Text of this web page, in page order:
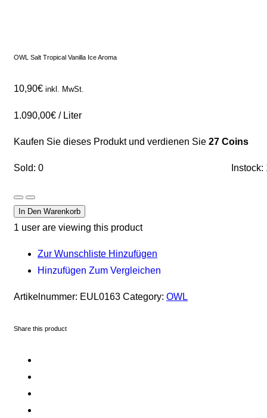
OWL Salt Tropical Vanilla Ice Aroma
10,90€ inkl. MwSt.
1.090,00€ / Liter
Kaufen Sie dieses Produkt und verdienen Sie 27 Coins
Sold: 0 Instock:
In Den Warenkorb
1 user are viewing this product
Zur Wunschliste Hinzufügen
Hinzufügen Zum Vergleichen
Artikelnummer: EUL0163 Category: OWL
Share this product